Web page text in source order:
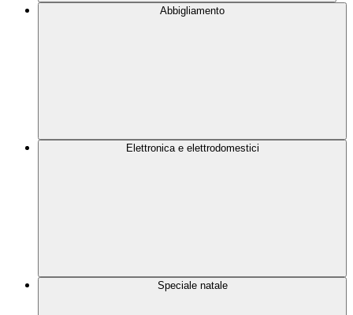
Abbigliamento
Elettronica e elettrodomestici
Speciale natale